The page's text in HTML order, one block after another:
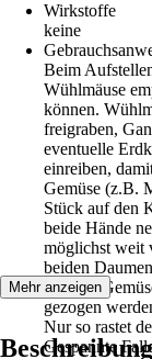
Wirkstoffe
keine
Beim
Wühlmäuse
können.
freigraben,
eventuelle
einreiben,
Gemüse (z.B.
Stück auf den
beide Hände
möglichst weit
beiden
der (mit
gezogen
Nur so rastet
Gespannte
Mehr anzeigen
Beschreibung